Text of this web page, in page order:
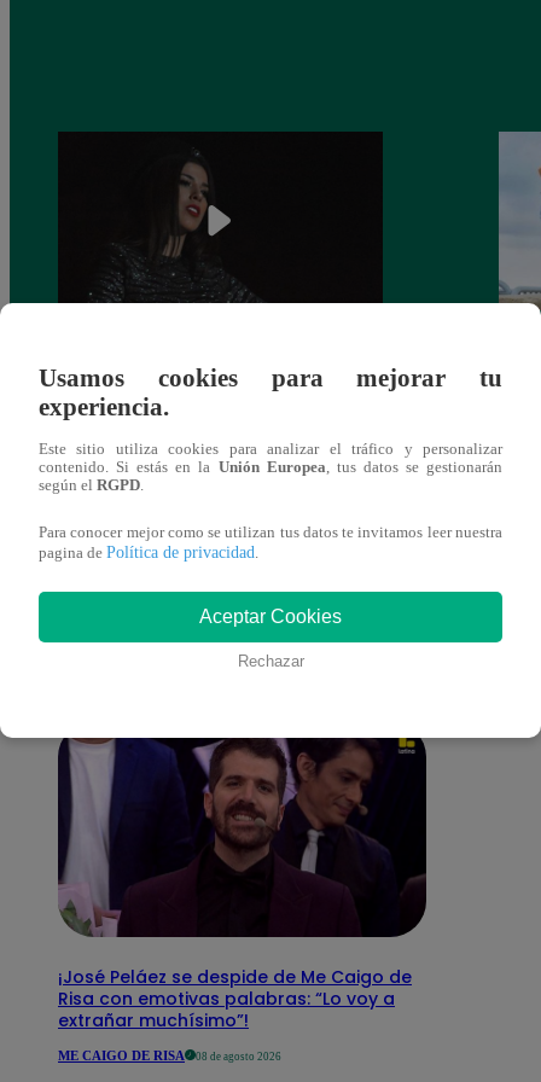
más unidas que nunca?
También te puede
interesar
¡José Peláez se despide de Me Caigo de
Risa con emotivas palabras: “Lo voy a
extrañar muchísimo”!
ME CAIGO DE RISA 08 de agosto 2026
Usamos cookies para mejorar tu
experiencia.
Este sitio utiliza cookies para analizar el tráfico y personalizar
contenido. Si estás en la Unión Europea , tus datos se gestionarán
según el RGPD
Para conocer mejor como se utilizan tus datos te invitamos leer nuestra
pagina de Política de privacidad
Aceptar Cookies
Rechazar